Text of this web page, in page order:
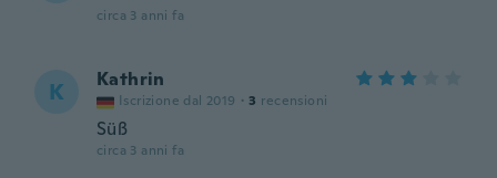
circa 3 anni fa
K Kathrin
Iscrizione dal 2019 · 3 recensioni
Süß
circa 3 anni fa